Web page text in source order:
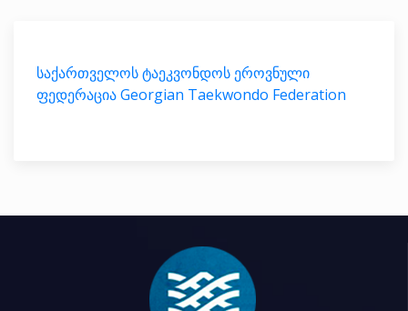
საქართველოს ტაეკვონდოს ეროვნული
ფედერაცია Georgian Taekwondo Federation